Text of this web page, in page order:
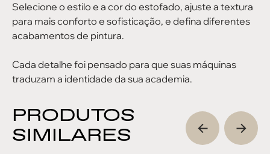
Selecione o estilo e a cor do estofado, ajuste a textura
para mais conforto e sofisticação, e defina diferentes
acabamentos de pintura.
Cada detalhe foi pensado para que suas máquinas
traduzam a identidade da sua academia.
PRODUTOS
SIMILARES